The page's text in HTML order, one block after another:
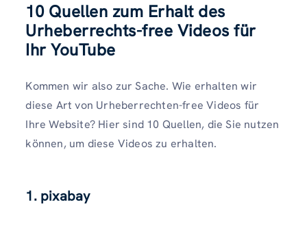
10 Quellen zum Erhalt des
Urheberrechts-free Videos für
Ihr YouTube
Kommen wir also zur Sache. Wie erhalten wir
diese Art von Urheberrechten-free Videos für
Ihre Website? Hier sind 10 Quellen, die Sie nutzen
können, um diese Videos zu erhalten.
1. pixabay